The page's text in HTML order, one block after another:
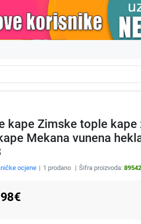
kape Zimske tople
Mekana vunena
ocjene 1 prodano Šifra proizvoda:
€